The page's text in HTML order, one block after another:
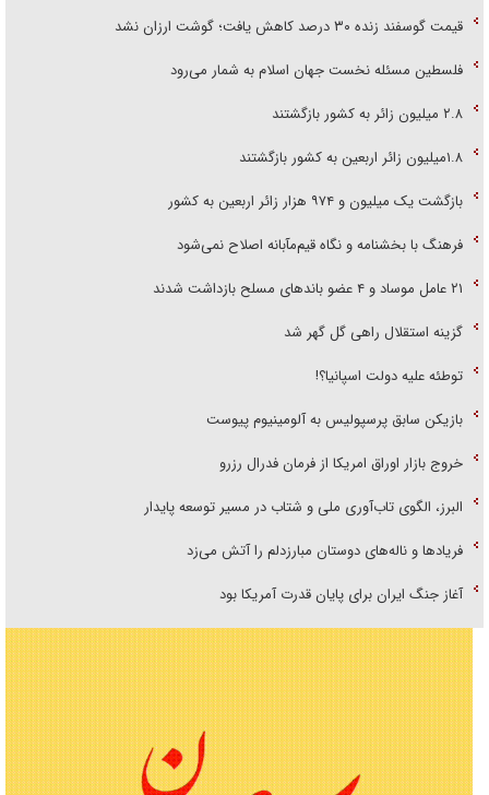
قیمت گوسفند زنده ۳۰ درصد کاهش یافت؛ گوشت ارزان نشد
فلسطین مسئله نخست جهان اسلام به شمار می‌رود
۲.۸ میلیون زائر به کشور بازگشتند
۱.۸میلیون زائر اربعین به کشور بازگشتند
بازگشت یک میلیون و ۹۷۴ هزار زائر اربعین به کشور
فرهنگ با بخشنامه و نگاه قیم‌مآبانه اصلاح نمی‌شود
۲۱ عامل موساد و ۴ عضو باند‌های مسلح بازداشت شدند
گزینه استقلال راهی گل گهر شد
توطئه علیه دولت اسپانیا؟!
بازیکن سابق پرسپولیس به آلومینیوم پیوست
خروج بازار اوراق امریکا از فرمان فدرال رزرو
البرز، الگوی تاب‌آوری ملی و شتاب در مسیر توسعه پایدار
فریاد‌ها و ناله‌های دوستان مبارزدلم را آتش می‌زد
آغاز جنگ ایران برای پایان قدرت آمریکا بود